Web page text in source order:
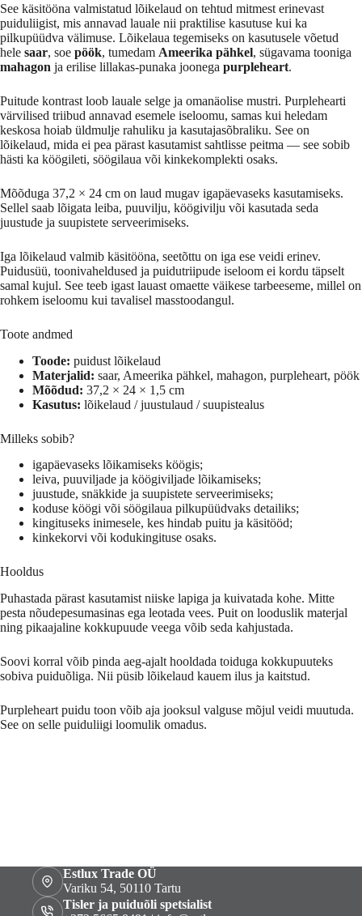
See käsitööna valmistatud lõikelaud on tehtud mitmest erinevast
puiduliigist, mis annavad lauale nii praktilise kasutuse kui ka
pilkupüüdva välimuse. Lõikelaua tegemiseks on kasutusele võetud
hele saar, soe pöök, tumedam Ameerika pähkel, sügavama tooniga
mahagon ja erilise lillakas-punaka joonega purpleheart.
Puitude kontrast loob lauale selge ja omanäolise mustri. Purplehearti
värvilised triibud annavad esemele iseloomu, samas kui heledam
keskosa hoiab üldmulje rahuliku ja kasutajasõbraliku. See on
lõikelaud, mida ei pea pärast kasutamist sahtlisse peitma — see sobib
hästi ka köögileti, söögilaua või kinkekomplekti osaks.
Mõõduga 37,2 × 24 cm on laud mugav igapäevaseks kasutamiseks.
Sellel saab lõigata leiba, puuvilju, köögivilju või kasutada seda
juustude ja suupistete serveerimiseks.
Iga lõikelaud valmib käsitööna, seetõttu on iga ese veidi erinev.
Puidusüü, toonivaheldused ja puidutriipude iseloom ei kordu täpselt
samal kujul. See teeb igast lauast omaette väikese tarbeeseme, millel on
rohkem iseloomu kui tavalisel masstoodangul.
Toote andmed
Toode: puidust lõikelaud
Materjalid: saar, Ameerika pähkel, mahagon, purpleheart, pöök
Mõõdud: 37,2 × 24 × 1,5 cm
Kasutus: lõikelaud / juustulaud / suupistealus
Milleks sobib?
igapäevaseks lõikamiseks köögis;
leiva, puuviljade ja köögiviljade lõikamiseks;
juustude, snäkkide ja suupistete serveerimiseks;
koduse köögi või söögilaua pilkupüüdvaks detailiks;
kingituseks inimesele, kes hindab puitu ja käsitööd;
kinkekorvi või kodukingituse osaks.
Hooldus
Puhastada pärast kasutamist niiske lapiga ja kuivatada kohe. Mitte
pesta nõudepesumasinas ega leotada vees. Puit on looduslik materjal
ning pikaajaline kokkupuude veega võib seda kahjustada.
Soovi korral võib pinda aeg-ajalt hooldada toiduga kokkupuuteks
sobiva puiduõliga. Nii püsib lõikelaud kauem ilus ja kaitstud.
Purpleheart puidu toon võib aja jooksul valguse mõjul veidi muutuda.
See on selle puiduliigi loomulik omadus.
Estlux Trade OÜ
Variku 54, 50110 Tartu
Tisler ja puiduõli spetsialist